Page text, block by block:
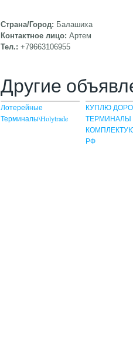
Страна/Город: Балашиха
Контактное лицо: Артем
Тел.: +79663106955
Другие
Лотерейные
Терминалы\Holytrade
КУПЛЮ
ТЕРМИНАЛЫ
РФ